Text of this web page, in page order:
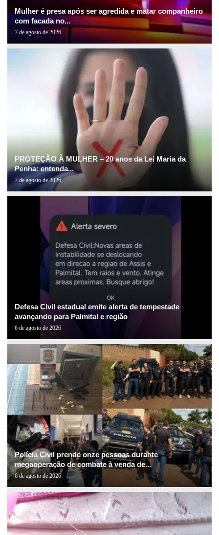
Mulher é presa após ser agredida e matar companheiro
com facada no...
7 de agosto de 2026
PROTEÇÃO À MULHER – 20 anos da Lei Maria da
Penha: entenda...
7 de agosto de 2026
Defesa Civil estadual emite alerta de tempestade
avançando para Palmital e região
6 de agosto de 2026
Polícia Civil prende onze pessoas durante
megaoperação de combate à venda de...
6 de agosto de 2026